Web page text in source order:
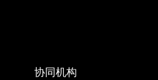
协同机构